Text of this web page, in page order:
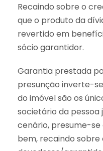
Recaindo sobre o
que o produto da
revertido em
sócio garantidor.
Garantia prestada
presunção inverte-
do imóvel são os
societário da pessoa
cenário, presume-
bem, recaindo sobre